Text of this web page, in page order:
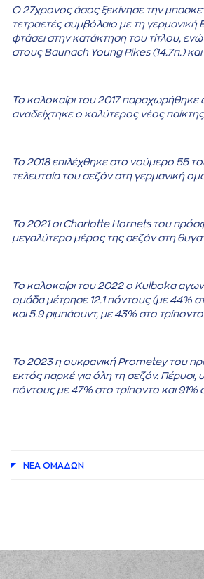
Ο 27χρονος άσος ξεκίνησε την
τετραετές συμβόλαιο με τη
φτάσει στην κατάκτηση του τίτλου,
στους Baunach Young Pikes (14.7π.)
Το καλοκαίρι του 2017 παραχωρήθηκε
αναδείχτηκε ο καλύτερος νέος
Το 2018 επιλέχθηκε στο νούμερο 55
τελευταία του σεζόν στη γερμανική
Το 2021 οι Charlotte Hornets του
μεγαλύτερο μέρος της σεζόν στη
Το καλοκαίρι του 2022 ο Kulboka
ομάδα μέτρησε 12.1 πόντους (με 44%
και 5.9 ριμπάουντ, με 43% στο τρίποντο.
Το 2023 η ουκρανική Prometey του
εκτός παρκέ για όλη τη σεζόν. Πέρυσι,
πόντους με 47% στο τρίποντο και 91%
ΝΕA ΟΜAΔΩΝ